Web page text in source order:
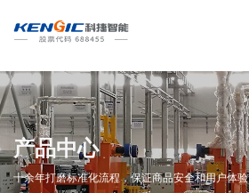
产品中心
十余年打磨标准化流程，保证商品安全和用户体验